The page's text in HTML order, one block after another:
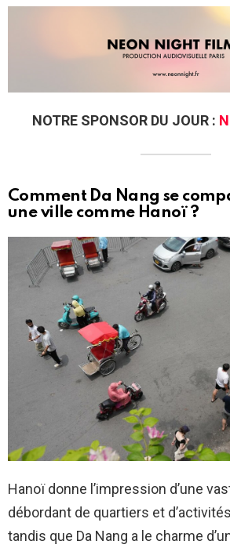
NOTRE SPONSOR DU JOUR :
Comment Da Nang se
une ville comme Hanoï ?
Hanoï donne l’impression d’une
débordant de quartiers et
tandis que Da Nang a le charme